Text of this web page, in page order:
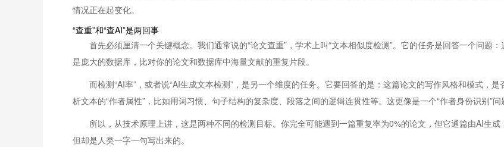
情况正在起变化。
“查重”和“查AI”是两回事
首先必须厘清一个关键概念。我们通常说的“论文查重”，学术上叫“文本相似度检测”。它的任务是回答一个问题
是庞大的数据库，比对你的论文和数据库中海量文献的重复片段。
而检测“AI率”，或者说“AI生成文本检测”，是另一个维度的任务。它要回答的是：这篇论文的写作风格和模式，
析文本的“作者属性”，比如用词习惯、句子结构的复杂度、段落之间的逻辑连贯性等。这更像是一个“作者身份识别”问
所以，从技术原理上讲，这是两种不同的检测目标。你完全可能遇到一篇重复率为0%的论文，但它通篇由AI生
但却是人类一字一句写出来的。